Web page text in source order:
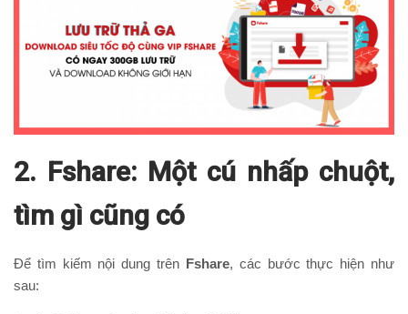
2. Fshare: Một cú nhấp chuột,
tìm gì cũng có
Để tìm kiếm nội dung trên Fshare, các bước thực hiện như
sau: